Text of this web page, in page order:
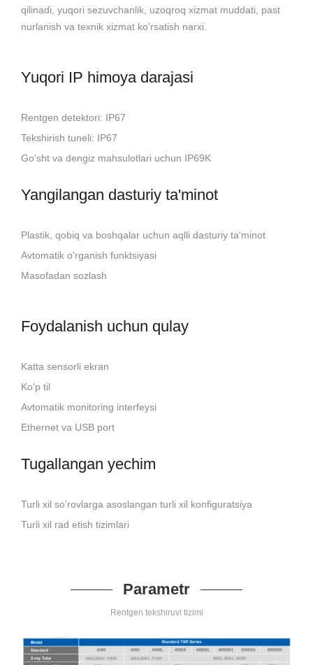
qilinadi, yuqori sezuvchanlik, uzoqroq xizmat muddati, past
nurlanish va texnik xizmat ko'rsatish narxi.
Yuqori IP himoya darajasi
Rentgen detektori: IP67
Tekshirish tuneli: IP67
Go'sht va dengiz mahsulotlari uchun IP69K
Yangilangan dasturiy ta'minot
Plastik, qobiq va boshqalar uchun aqlli dasturiy ta'minot
Avtomatik o'rganish funktsiyasi
Masofadan sozlash
Foydalanish uchun qulay
Katta sensorli ekran
Ko'p til
Avtomatik monitoring interfeysi
Ethernet va USB port
Tugallangan yechim
Turli xil so'rovlarga asoslangan turli xil konfiguratsiya
Turli xil rad etish tizimlari
Parametr
Rentgen tekshiruvi tizimi